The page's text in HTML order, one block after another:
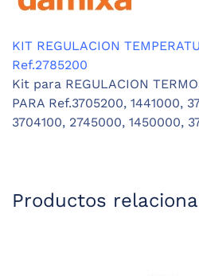
KIT REGULACION
Ref.2785200
Kit para REGULACION
PARA Ref.3705200, 1441000,
3704100, 2745000, 1450000,
Productos